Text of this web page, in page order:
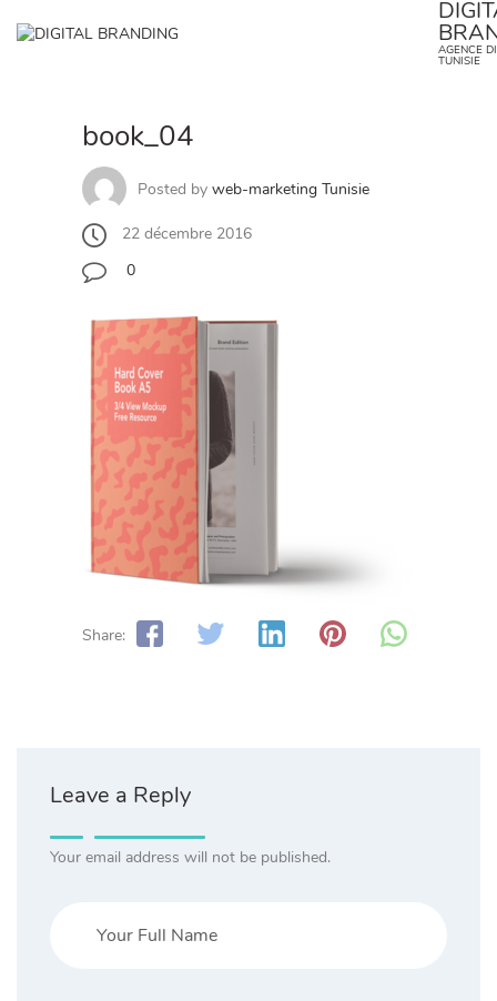
AGENCE
TUNISIE
book_04
Posted by web-marketing Tunisie
22 décembre 2016
0
Share:
Leave a Reply
Your email address will not be published.